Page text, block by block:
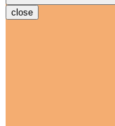
close